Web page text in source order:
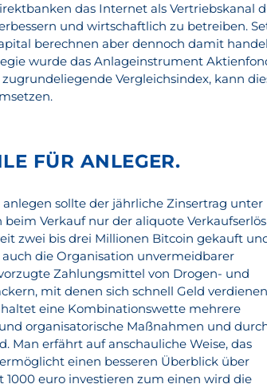
das Internet als Vertriebskanal
und wirtschaftlich zu betreiben.
berechnen aber dennoch damit
wurde das Anlageinstrument
Vergleichsindex, kann
FÜR ANLEGER.
sollte der jährliche Zinsertrag unter
Verkauf nur der aliquote Verkaufserlös
zwei bis drei Millionen Bitcoin gekauft
die Organisation unvermeidbarer
Zahlungsmittel von Drogen- und
mit denen sich schnell Geld verdienen
eine Kombinationswette mehrere
organisatorische Maßnahmen und
Man erfährt auf anschauliche Weise, das
einen besseren Überblick über
1000 euro investieren zum einen wird die